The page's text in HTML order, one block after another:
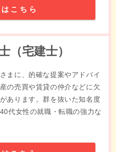
こちら
（宅建士）
まに、的確な提案やアドバイ
の売買や賃貸の仲介などに欠
あります。群を抜いた知名度
代女性の就職・転職の強力な